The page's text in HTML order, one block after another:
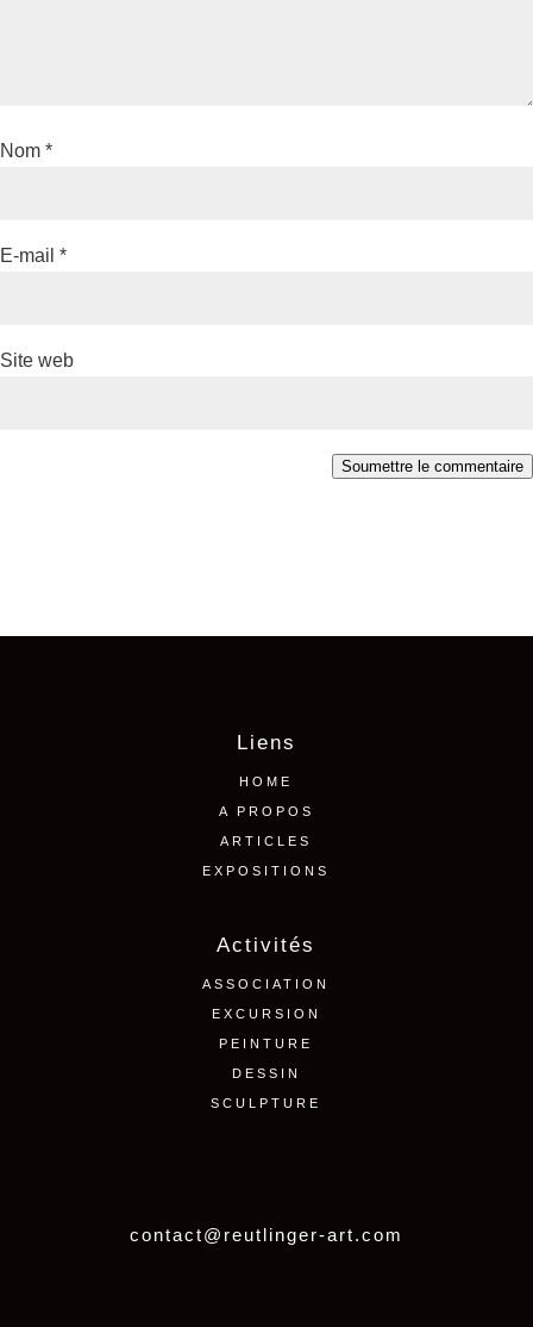
Nom *
E-mail *
Site web
Soumettre le commentaire
Liens
HOME
A PROPOS
ARTICLES
EXPOSITIONS
Activités
ASSOCIATION
EXCURSION
PEINTURE
DESSIN
SCULPTURE
contact@reutlinger-art.com